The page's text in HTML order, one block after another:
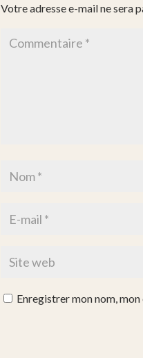
Votre adresse e-mail ne sera
Enregistrer mon nom,